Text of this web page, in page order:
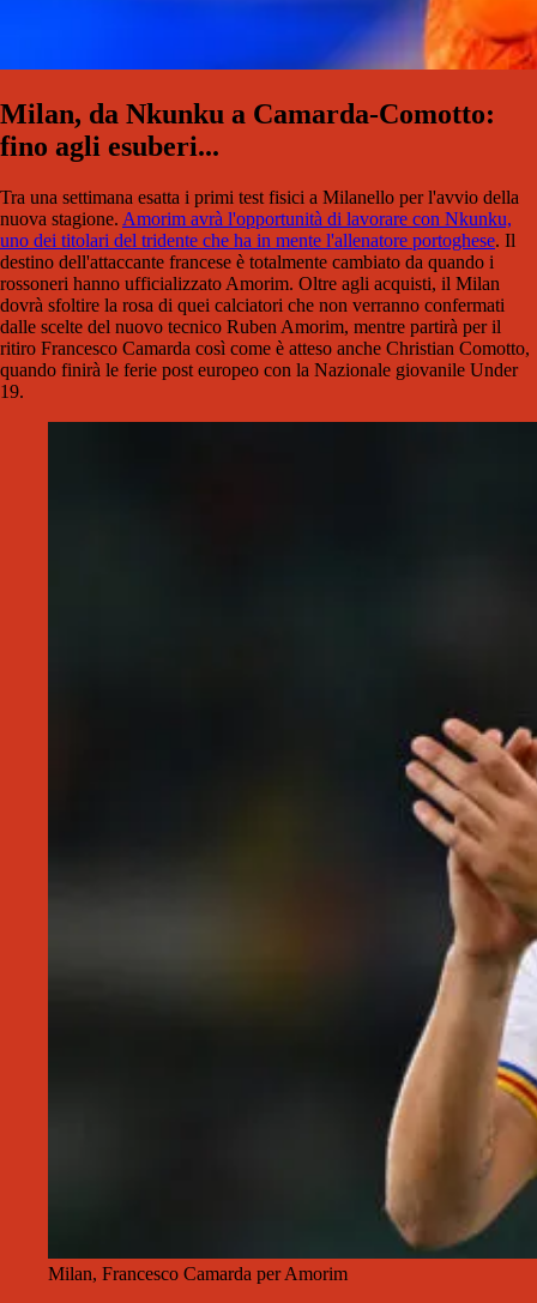
Milan, da Nkunku a Camarda-Comotto:
fino agli esuberi...
Tra una settimana esatta i primi test fisici a Milanello per l'avvio della
nuova stagione. Amorim avrà l'opportunità di lavorare con Nkunku,
uno dei titolari del tridente che ha in mente l'allenatore portoghese. Il
destino dell'attaccante francese è totalmente cambiato da quando i
rossoneri hanno ufficializzato Amorim. Oltre agli acquisti, il Milan
dovrà sfoltire la rosa di quei calciatori che non verranno confermati
dalle scelte del nuovo tecnico Ruben Amorim, mentre partirà per il
ritiro Francesco Camarda così come è atteso anche Christian Comotto,
quando finirà le ferie post europeo con la Nazionale giovanile Under
19.
Milan, Francesco Camarda per Amorim